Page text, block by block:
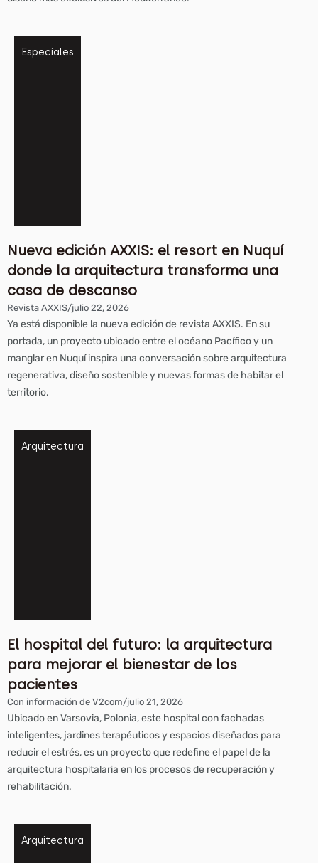
Especiales
Nueva edición AXXIS: el resort en Nuquí
donde la arquitectura transforma una
casa de descanso
Revista AXXIS/julio 22, 2026
Ya está disponible la nueva edición de revista AXXIS. En su
portada, un proyecto ubicado entre el océano Pacífico y un
manglar en Nuquí inspira una conversación sobre arquitectura
regenerativa, diseño sostenible y nuevas formas de habitar el
territorio.
Arquitectura
El hospital del futuro: la arquitectura
para mejorar el bienestar de los
pacientes
Con información de V2com/julio 21, 2026
Ubicado en Varsovia, Polonia, este hospital con fachadas
inteligentes, jardines terapéuticos y espacios diseñados para
reducir el estrés, es un proyecto que redefine el papel de la
arquitectura hospitalaria en los procesos de recuperación y
rehabilitación.
Arquitectura